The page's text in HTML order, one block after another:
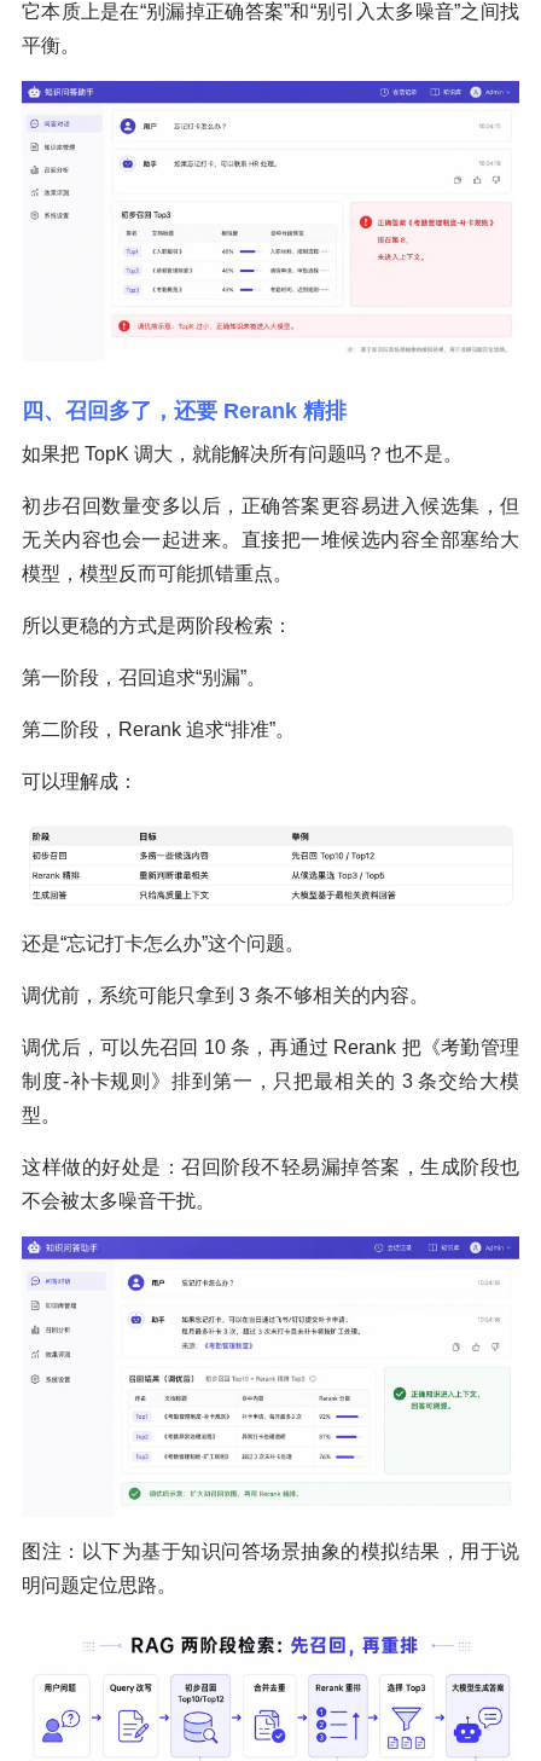
它本质上是在“别漏掉正确答案”和“别引入太多噪音”之间找
平衡。
四、召回多了，还要 Rerank 精排
如果把 TopK 调大，就能解决所有问题吗？也不是。
初步召回数量变多以后，正确答案更容易进入候选集，但
无关内容也会一起进来。直接把一堆候选内容全部塞给大
模型，模型反而可能抓错重点。
所以更稳的方式是两阶段检索：
第一阶段，召回追求“别漏”。
第二阶段，Rerank 追求“排准”。
可以理解成：
还是“忘记打卡怎么办”这个问题。
调优前，系统可能只拿到 3 条不够相关的内容。
调优后，可以先召回 10 条，再通过 Rerank 把《考勤管理
制度-补卡规则》排到第一，只把最相关的 3 条交给大模
型。
这样做的好处是：召回阶段不轻易漏掉答案，生成阶段也
不会被太多噪音干扰。
图注：以下为基于知识问答场景抽象的模拟结果，用于说
明问题定位思路。